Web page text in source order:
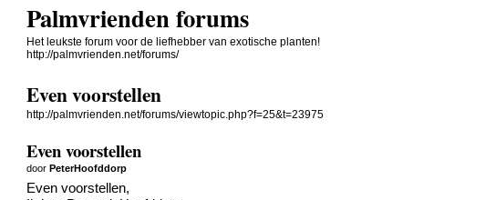
Palmvrienden forums
Het leukste forum voor de liefhebber van exotische planten!
http://palmvrienden.net/forums/
Even voorstellen
http://palmvrienden.net/forums/viewtopic.php?f=25&t=23975
Even voorstellen
doorPeterHoofddorp
Even voorstellen,